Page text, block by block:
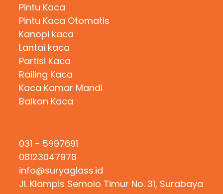
Pintu Kaca
Pintu Kaca Otomatis
Kanopi kaca
Lantai kaca
Partisi Kaca
Railing Kaca
Kaca Kamar Mandi
Balkon Kaca
031 - 5997691
08123047978
info@suryaglass.id
Jl. Klampis Semolo Timur No. 31, Surabaya